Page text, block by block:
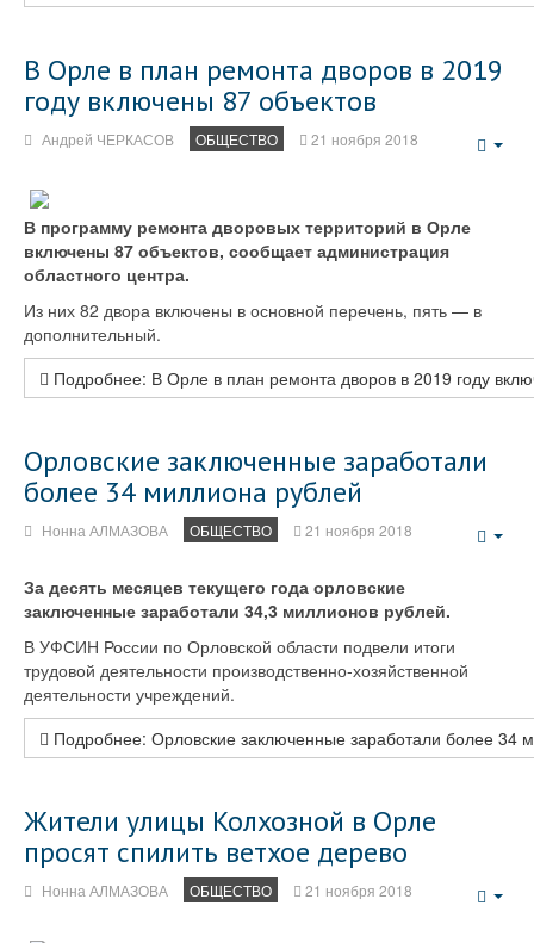
В Орле в план ремонта дворов в 2019
году включены 87 объектов
Андрей ЧЕРКАСОВ ОБЩЕСТВО 21 ноября 2018
В программу ремонта дворовых территорий в Орле
включены 87 объектов, сообщает администрация
областного центра.
Из них 82 двора включены в основной перечень, пять — в
дополнительный.
Подробнее: В Орле в план ремонта дворов в 2019 году
Орловские заключенные заработали
более 34 миллиона рублей
Нонна АЛМАЗОВА ОБЩЕСТВО 21 ноября 2018
За десять месяцев текущего года орловские
заключенные заработали 34,3 миллионов рублей.
В УФСИН России по Орловской области подвели итоги
трудовой деятельности производственно-хозяйственной
деятельности учреждений.
Подробнее: Орловские заключенные заработали более 34
Жители улицы Колхозной в Орле
просят спилить ветхое дерево
Нонна АЛМАЗОВА ОБЩЕСТВО 21 ноября 2018